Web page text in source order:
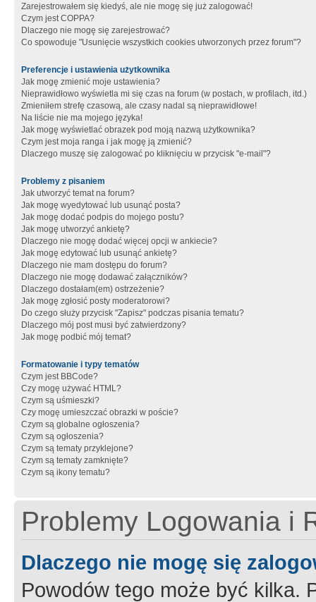
Zarejestrowałem się kiedyś, ale nie mogę się już zalogować!
Czym jest COPPA?
Dlaczego nie mogę się zarejestrować?
Co spowoduje "Usunięcie wszystkich cookies utworzonych przez forum"?
Preferencje i ustawienia użytkownika
Jak mogę zmienić moje ustawienia?
Nieprawidłowo wyświetla mi się czas na forum (w postach, w profilach, itd.)
Zmieniłem strefę czasową, ale czasy nadal są nieprawidłowe!
Na liście nie ma mojego języka!
Jak mogę wyświetlać obrazek pod moją nazwą użytkownika?
Czym jest moja ranga i jak mogę ją zmienić?
Dlaczego muszę się zalogować po kliknięciu w przycisk "e-mail"?
Problemy z pisaniem
Jak utworzyć temat na forum?
Jak mogę wyedytować lub usunąć posta?
Jak mogę dodać podpis do mojego postu?
Jak mogę utworzyć ankietę?
Dlaczego nie mogę dodać więcej opcji w ankiecie?
Jak mogę edytować lub usunąć ankietę?
Dlaczego nie mam dostępu do forum?
Dlaczego nie mogę dodawać załączników?
Dlaczego dostałam(em) ostrzeżenie?
Jak mogę zgłosić posty moderatorowi?
Do czego służy przycisk "Zapisz" podczas pisania tematu?
Dlaczego mój post musi być zatwierdzony?
Jak mogę podbić mój temat?
Formatowanie i typy tematów
Czym jest BBCode?
Czy mogę używać HTML?
Czym są uśmieszki?
Czy mogę umieszczać obrazki w poście?
Czym są globalne ogłoszenia?
Czym są ogłoszenia?
Czym są tematy przyklejone?
Czym są tematy zamknięte?
Czym są ikony tematu?
Problemy Logowania i
Dlaczego nie mogę się
Powodów tego może być kilka.